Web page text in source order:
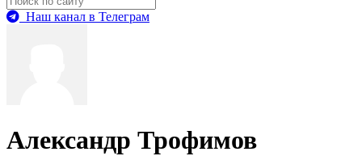
Наш канал в Телеграм
Александр Трофимов